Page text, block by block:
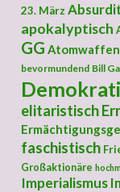
23. März
apokalyptisch
GG Atomwaffen
bevormundend Bill
elitaristisch
faschistisch
Großaktionäre
Imperialismus